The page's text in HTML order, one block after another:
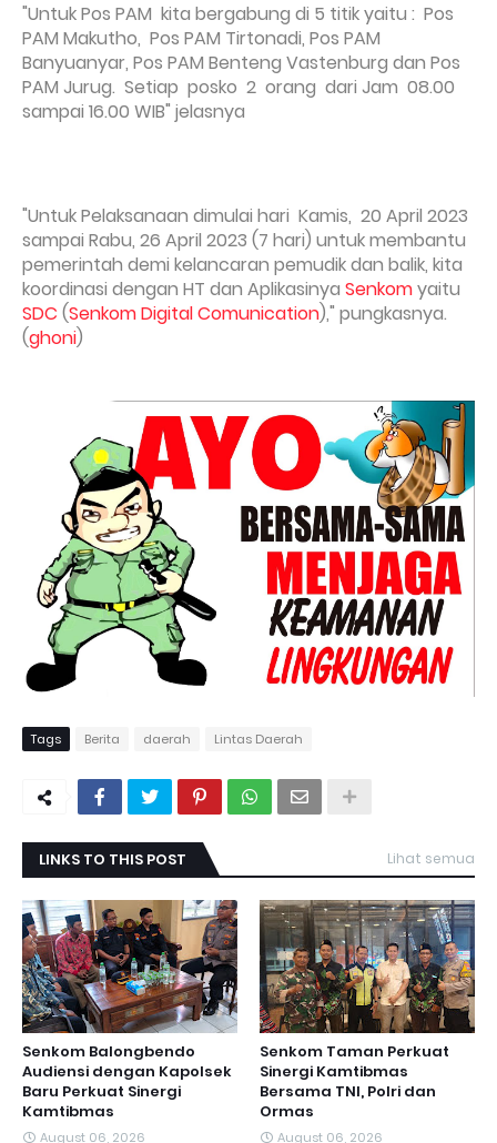
"Untuk Pos PAM kita bergabung di 5 titik yaitu : Pos
PAM Makutho, Pos PAM Tirtonadi, Pos PAM
Banyuanyar, Pos PAM Benteng Vastenburg dan Pos
PAM Jurug. Setiap posko 2 orang dari Jam 08.00
sampai 16.00 WIB" jelasnya
"Untuk Pelaksanaan dimulai hari Kamis, 20 April 2023
sampai Rabu, 26 April 2023 (7 hari) untuk membantu
pemerintah demi kelancaran pemudik dan balik, kita
koordinasi dengan HT dan Aplikasinya Senkomyaitu
SDC (Senkom Digital Comunication)," pungkasnya.
(ghoni)
Tags Berita daerah Lintas Daerah
LINKS TO THIS POST Lihat semua
Senkom Balongbendo
Audiensi dengan Kapolsek
Baru Perkuat Sinergi
Kamtibmas
August 06, 2026
Senkom Taman Perkuat
Sinergi Kamtibmas
Bersama TNI, Polri dan
Ormas
August 06, 2026